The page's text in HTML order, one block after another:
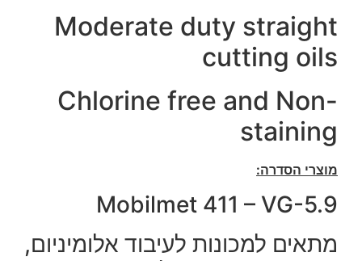
Moderate duty straight
cutting oils
Chlorine free and Non-
staining
מוצרי הסדרה:
Mobilmet 411 – VG-5.9
מתאים למכונות לעיבוד אלומיניום,